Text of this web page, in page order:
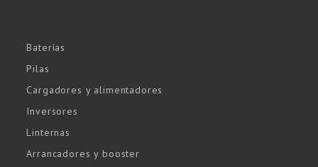
Baterías
Pilas
Cargadores y alimentadores
Inversores
Linternas
Arrancadores y booster